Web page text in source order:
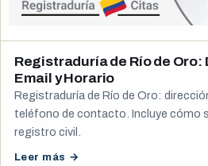
Registraduría de Río de
Email y Horario
Registraduría de Río de Oro:
teléfono de contacto. Incluye cómo
registro civil.
Leer más →